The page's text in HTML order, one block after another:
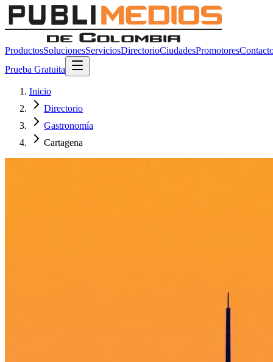
ProductosSolucionesServiciosDirectorioCiudadesPromotores
Prueba Gratuita
Inicio
Directorio
Gastronomía
Cartagena